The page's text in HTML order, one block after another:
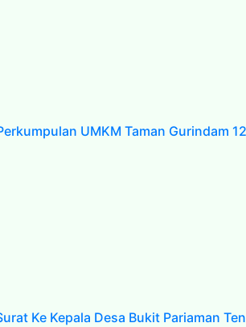
UMKM Taman Gurindam
Ke Kepala Desa Bukit Pariaman